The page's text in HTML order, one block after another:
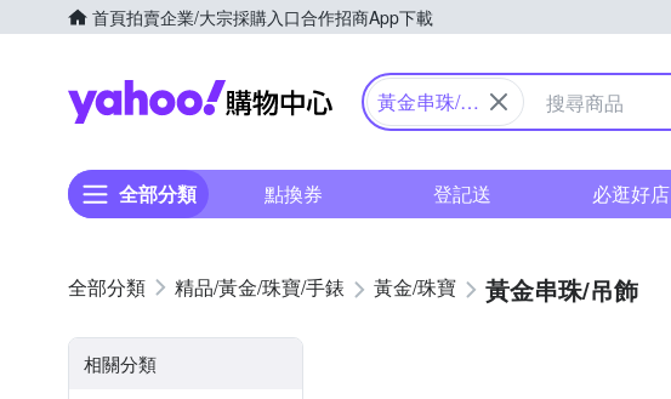
首頁拍賣企業/大宗採購入口合作招商App下載
Yahoo購物中心
黃金串珠/吊
全部分類 點換券 登記送 必逛好店
精品/黃金/珠寶/手錶 黃金/珠寶 黃金串珠/吊飾
相關分類